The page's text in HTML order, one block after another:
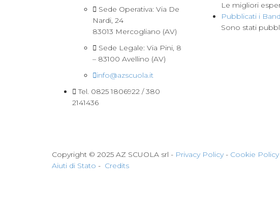
Sede Operativa: Via De
Nardi, 24
83013 Mercogliano (AV)
Sede Legale: Via Pini, 8
– 83100 Avellino (AV)
info@azscuola.it
Tel. 0825 1806922 / 380
2141436
Le migliori
Pubblicati i
Sono stati
Copyright © 2025 AZ SCUOLA srl - Privacy Policy- Cookie Policy
Aiuti di Stato - Credits